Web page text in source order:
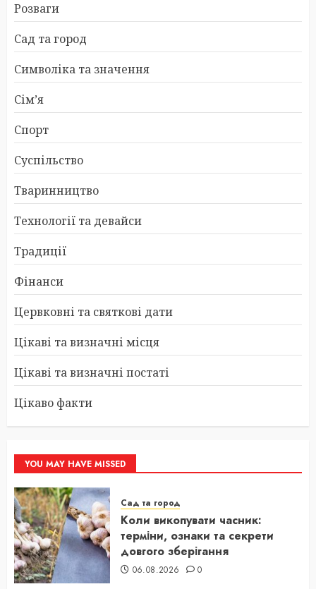
Розваги
Сад та город
Символіка та значення
Сім’я
Спорт
Суспільство
Тваринництво
Технології та девайси
Традиції
Фінанси
Цервковні та святкові дати
Цікаві та визначні місця
Цікаві та визначні постаті
Цікаво факти
YOU MAY HAVE MISSED
Сад та город
Коли викопувати часник:
терміни, ознаки та секрети
довгого зберігання
06.08.2026 0